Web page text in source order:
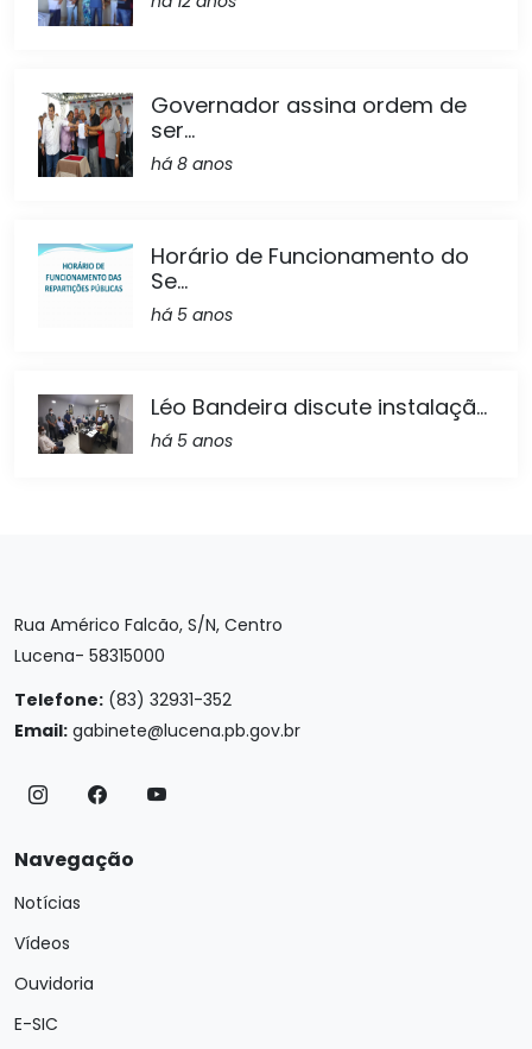
Governador assina ordem de
ser...
há 8 anos
Horário de Funcionamento do
Se...
há 5 anos
Léo Bandeira discute instalaçã...
há 5 anos
Rua Américo Falcão, S/N, Centro
Lucena- 58315000
Telefone: (83) 32931-352
Email: gabinete@lucena.pb.gov.br
Navegação
Notícias
Vídeos
Ouvidoria
E-SIC